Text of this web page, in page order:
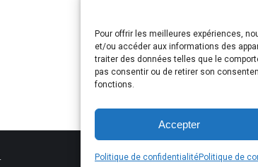
Pour offrir les meilleures expériences,
et/ou accéder aux informations des
traiter des données telles que le
pas consentir ou de retirer son
fonctions.
Accepter
Politique de confidentialitéPolitique de
Tél. commercial :